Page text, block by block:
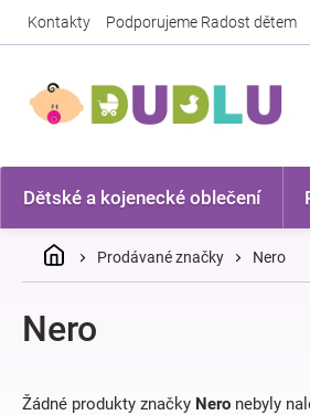
Kontakty Podporujeme Radost dětem
Dětské a kojenecké oblečení
DomůProdávané značky Nero
Nero
Žádné produkty značky Nero nebyly